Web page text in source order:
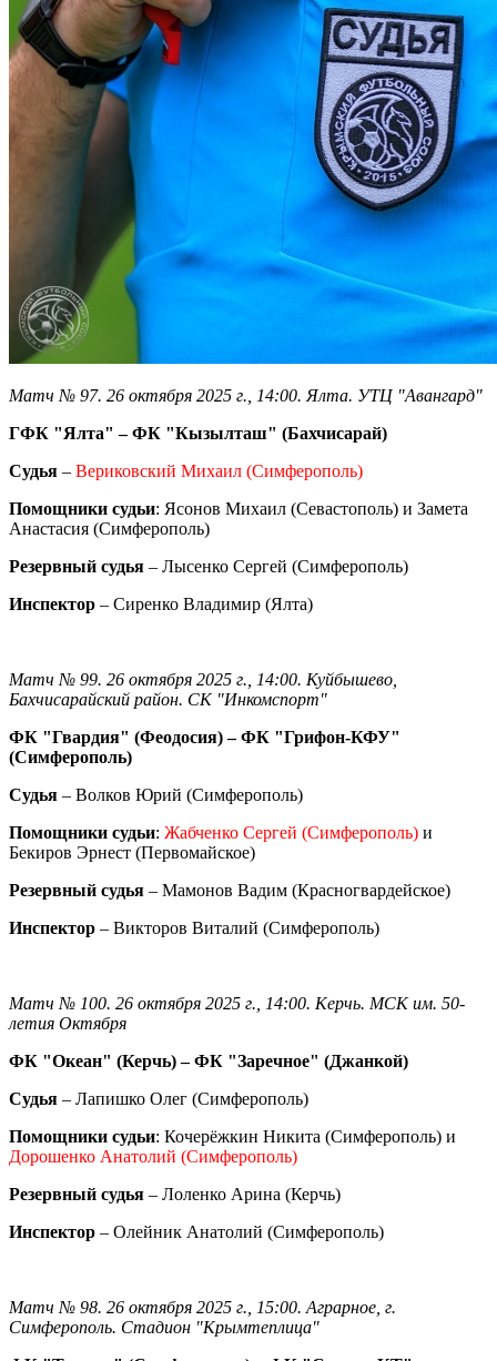
Матч № 97. 26 октября 2025 г., 14:00. Ялта. УТЦ "Авангард"
ГФК "Ялта" – ФК "Кызылташ" (Бахчисарай)
Судья – Вериковский Михаил (Симферополь)
Помощники судьи: Ясонов Михаил (Севастополь) и Замета
Анастасия (Симферополь)
Резервный судья – Лысенко Сергей (Симферополь)
Инспектор – Сиренко Владимир (Ялта)
Матч № 99. 26 октября 2025 г., 14:00. Куйбышево,
Бахчисарайский район. СК "Инкомспорт"
ФК "Гвардия" (Феодосия) – ФК "Грифон-КФУ"
(Симферополь)
Судья – Волков Юрий (Симферополь)
Помощники судьи: Жабченко Сергей (Симферополь) и
Бекиров Эрнест (Первомайское)
Резервный судья – Мамонов Вадим (Красногвардейское)
Инспектор – Викторов Виталий (Симферополь)
Матч № 100. 26 октября 2025 г., 14:00. Керчь. МСК им. 50-
летия Октября
ФК "Океан" (Керчь) – ФК "Заречное" (Джанкой)
Судья – Лапишко Олег (Симферополь)
Помощники судьи: Кочерёжкин Никита (Симферополь) и
Дорошенко Анатолий (Симферополь)
Резервный судья – Лоленко Арина (Керчь)
Инспектор – Олейник Анатолий (Симферополь)
Матч № 98. 26 октября 2025 г., 15:00. Аграрное, г.
Симферополь. Стадион "Крымтеплица"